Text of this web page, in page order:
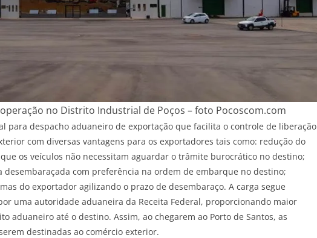
operação no Distrito Industrial de Poços – foto Pocoscom.com
para despacho aduaneiro de exportação que facilita o controle de liberação
com diversas vantagens para os exportadores tais como: redução do
os veículos não necessitam aguardar o trâmite burocrático no destino;
com preferência na ordem de embarque no destino;
do exportador agilizando o prazo de desembaraço. A carga segue
uma autoridade aduaneira da Receita Federal, proporcionando maior
aduaneiro até o destino. Assim, ao chegarem ao Porto de Santos, as
destinadas ao comércio exterior.